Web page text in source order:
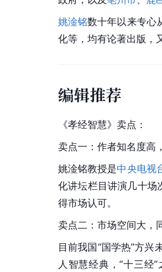
姚淦铭数十年以来专心
化等，均有论著出版，
编辑推荐
《孝经智慧》卖点：
卖点一：作者知名度高
姚淦铭教授是中央电视
化讲坛栏目讲演几十场
得市场认可。
卖点二：市场空间大，
目前我国“国学热”方
人智慧经典，“十三经